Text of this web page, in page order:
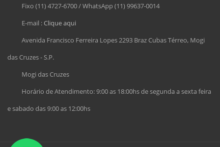
Fixo (11) 4727-6700 / WhatsApp (11) 99637-0014
E-mail :Clique aqui
Avenida Francisco Ferreira Lopes 2293 Braz Cubas Térreo, Mogi
das Cruzes - S.P.
Mogi das Cruzes
Horário de Atendimento: 9:00 as 18:00hs de segunda a sexta feira
e sabado das 9:00 as 12:00hs